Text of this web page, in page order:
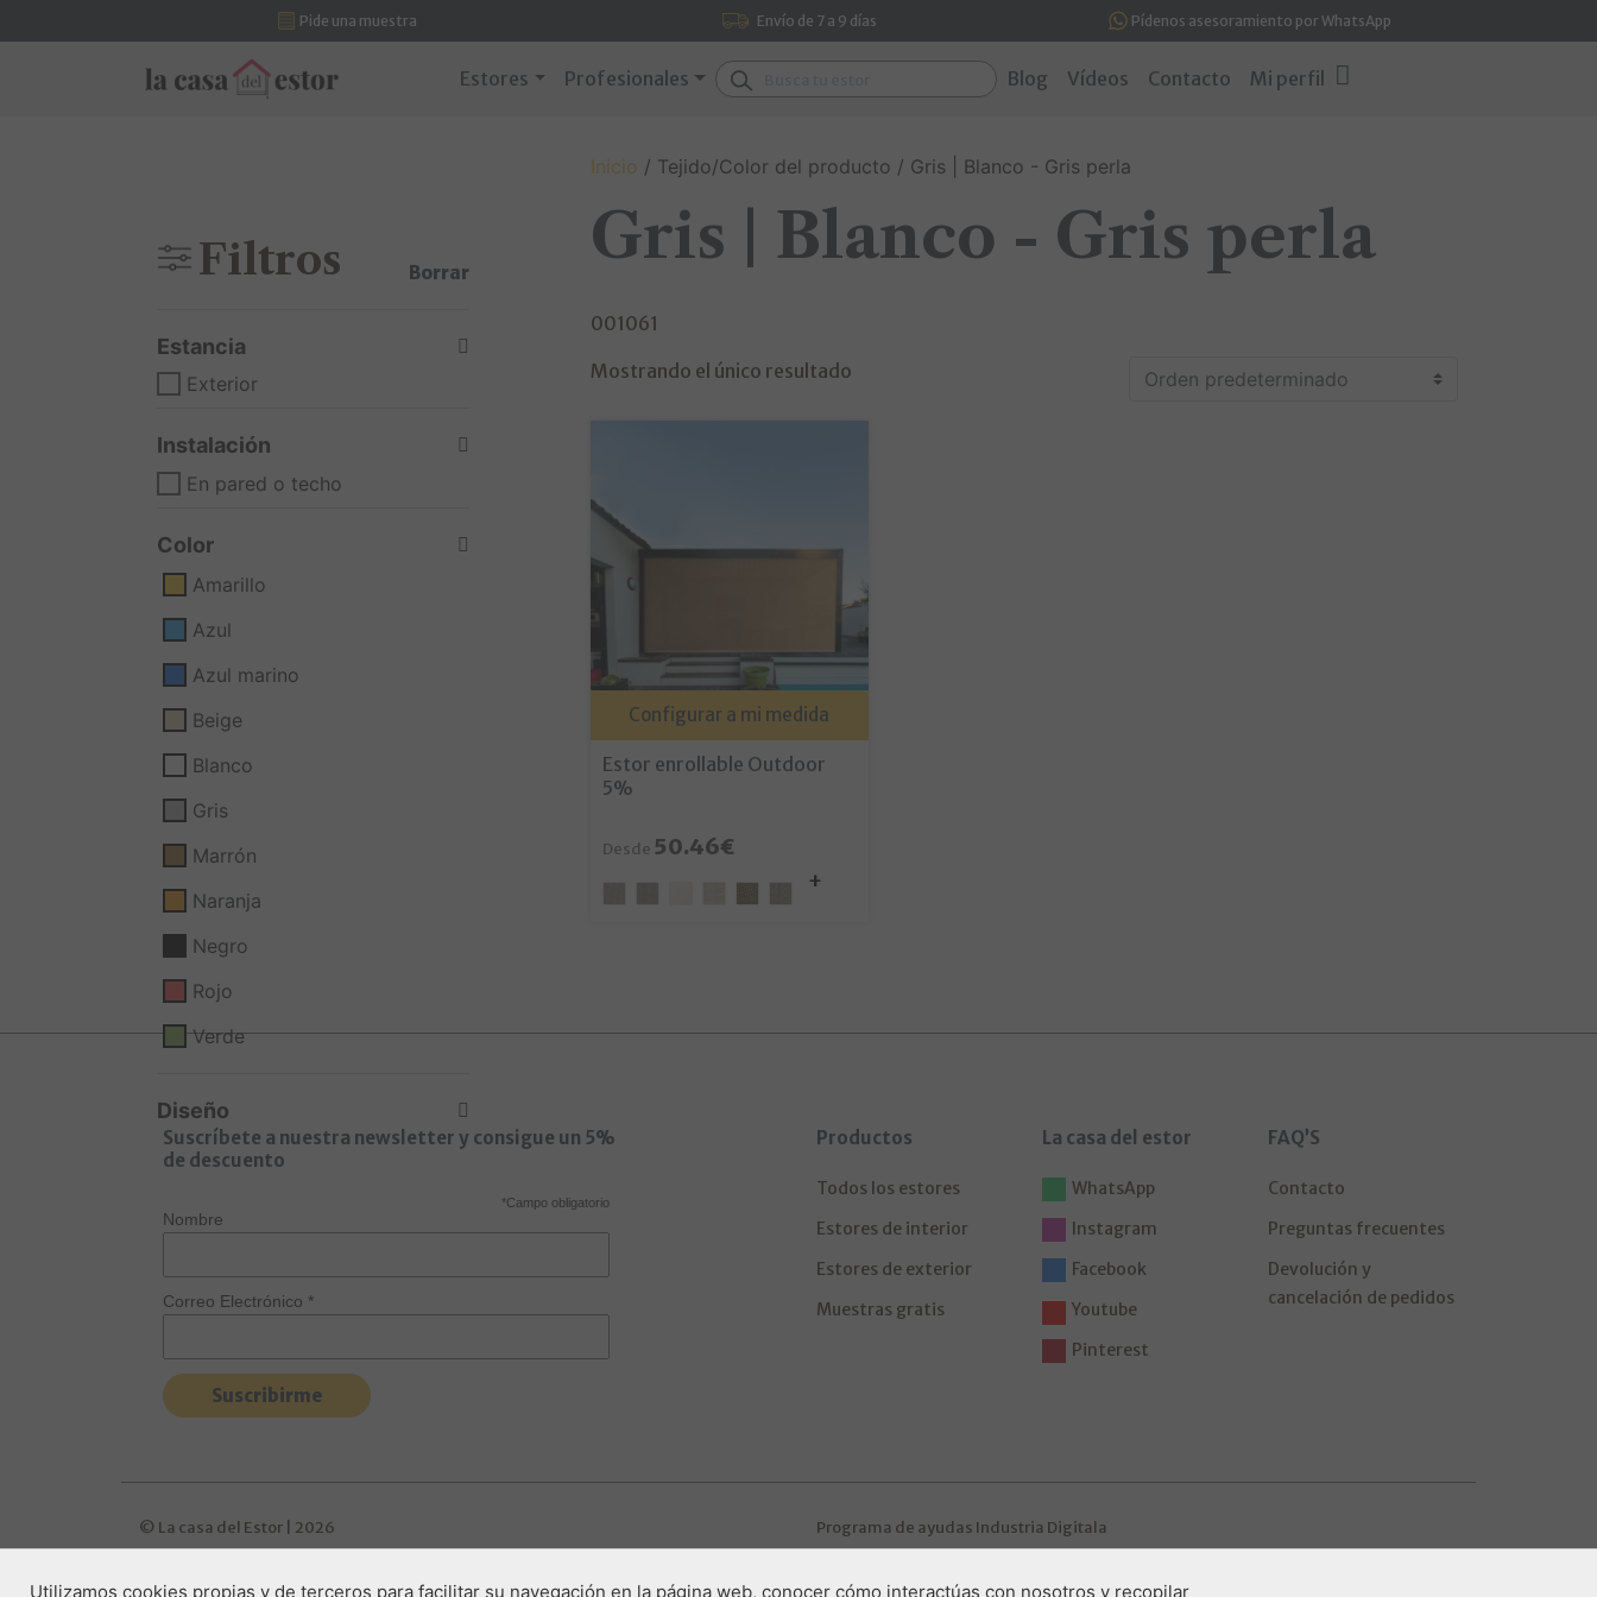
Pide una muestra Envío de 7 a 9 días Pídenos asesoramiento por WhatsApp
Navegación principal
Estores Profesionales Buscar: Blog Vídeos Contacto Mi perfil
Inicio / Tejido/Color del producto / Gris | Blanco - Gris perla
Gris | Blanco - Gris perla
001061
Mostrando el único resultado
Filtros Borrar
Estancia
Exterior
Instalación
En pared o techo
Color
Amarillo
Azul
Azul marino
Beige
Blanco
Gris
Marrón
Naranja
Negro
Rojo
Verde
Diseño
Bicolor
Configurar a mi medida
Estor enrollable Outdoor
5%
Desde 50.46€
Suscríbete a nuestra newsletter y consigue un 5%
de descuento
*Campo obligatorio
Nombre
Correo Electrónico *
Productos
Todos los estores
Estores de interior
Estores de exterior
Muestras gratis
La casa del estor
WhatsApp
Instagram
Facebook
Youtube
Pinterest
FAQ’S
Contacto
Preguntas frecuentes
Devolución y
cancelación de pedidos
© La casa del Estor | 2026 Programa de ayudas Industria Digitala
Utilizamos cookies propias y de terceros para facilitar su navegación en la página web, conocer cómo interactúas con nosotros y recopilar